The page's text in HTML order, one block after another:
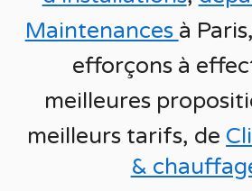
Maintenances à Paris
efforçons à
meilleures
meilleurstarifs, de
&